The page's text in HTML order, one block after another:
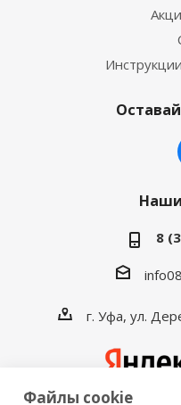
8
г. Уфа, ул.
Файлы cookie